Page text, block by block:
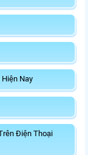
Nay
Điện Thoại